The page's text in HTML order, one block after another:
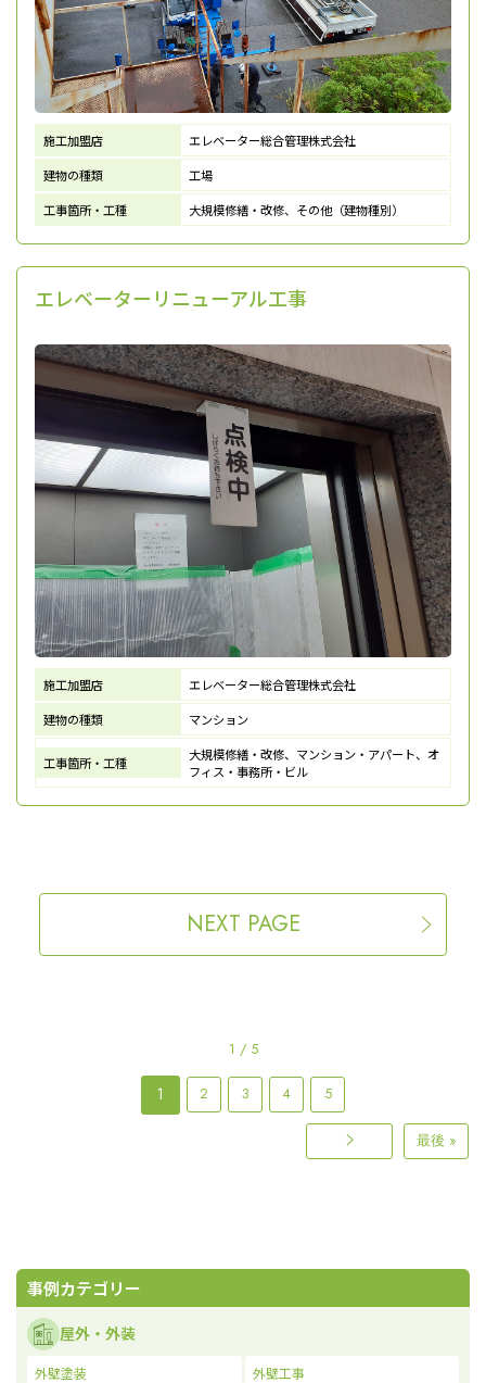
施工加盟店
エレベーター総合管理株式会社
建物の種類
工場
工事箇所・工種
大規模修繕・改修、その他（建物種別）
エレベーターリニューアル工事
施工加盟店
エレベーター総合管理株式会社
建物の種類
マンション
工事箇所・工種
大規模修繕・改修、マンション・アパート、オ
フィス・事務所・ビル
NEXT PAGE
1 / 5
1 2 3 4 5
最後 »
事例カテゴリー
屋外・外装
外壁塗装 外壁工事